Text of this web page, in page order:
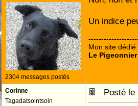
2304 messages postés
Un indice
Mon site
Le
Corinne
Tagadatsointsoin
Posté le